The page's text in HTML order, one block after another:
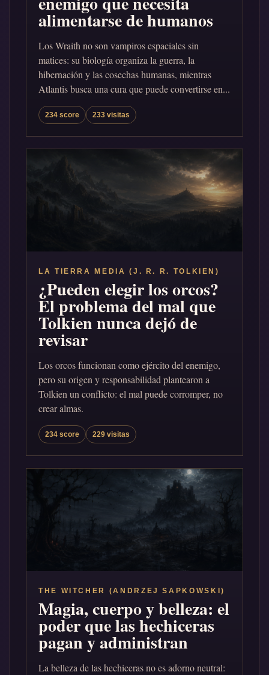
alimentarse de humanos
Los Wraith no son vampiros espaciales sin
matices: su biología organiza la guerra, la
hibernación y las cosechas humanas, mientras
Atlantis busca una cura que puede convertirse en...
234 score 233 visitas
LA TIERRA MEDIA (J. R. R. TOLKIEN)
¿Pueden elegir los orcos?
El problema del mal que
Tolkien nunca dejó de
revisar
Los orcos funcionan como ejército del enemigo,
pero su origen y responsabilidad plantearon a
Tolkien un conflicto: el mal puede corromper, no
crear almas.
234 score 229 visitas
THE WITCHER (ANDRZEJ SAPKOWSKI)
Magia, cuerpo y belleza: el
poder que las hechiceras
pagan y administran
La belleza de las hechiceras no es adorno neutral: